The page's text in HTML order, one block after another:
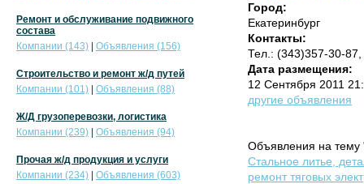
Город:
Екатеринбург
Контакты:
Тел.: (343)357-30-87,
Дата размещения:
12 Сентября 2011
другие объявления
Объявления на тему
Стальное литье,
ремонт тяговых
Ремонт и обслуживание подвижного
состава
Компании (143)
Объявления (156)
Строительство и ремонт ж/д путей
Компании (101)
Объявления (88)
Ж/Д грузоперевозки, логистика
Компании (239)
Объявления (94)
Прочая ж/д продукция и услуги
Компании (234)
Объявления (603)